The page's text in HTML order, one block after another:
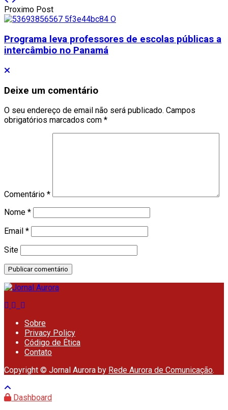
Proximo Post
Programa leva professores de escolas públicas a
intercâmbio no Panamá
Deixe um comentário
O seu endereço de email não será publicado. Campos
obrigatórios marcados com *
Comentário *
Nome *
Email *
Site
Sobre
Privacy Policy
Código de Ética
Contato
Copyright © Jornal Aurora by Rede Aurora de Comunicação.
Dashboard